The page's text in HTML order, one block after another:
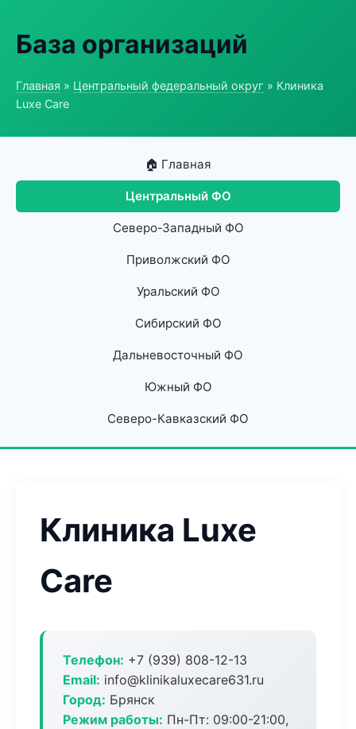
База организаций
Главная » Центральный федеральный округ » Клиника
Luxe Care
🏠 Главная
Центральный ФО
Северо-Западный ФО
Приволжский ФО
Уральский ФО
Сибирский ФО
Дальневосточный ФО
Южный ФО
Северо-Кавказский ФО
Клиника Luxe
Care
Телефон: +7 (939) 808-12-13
Email: info@klinikaluxecare631.ru
Город: Брянск
Режим работы: Пн-Пт: 09:00-21:00,